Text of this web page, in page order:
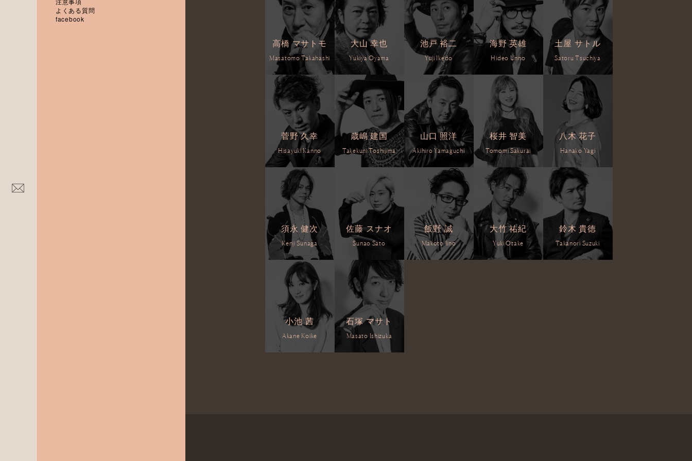
よくある質問
facebook
高橋 マサトモ
Masatomo Takahashi
大山 幸也
Yukiya Oyama
池戸 裕二
Yuji Ikedo
海野 英雄
Hideo Unno
土屋 サトル
Satoru Tsuchiya
菅野 久幸
Hisayuki Kanno
歳嶋 建国
Takekuni Toshijima
山口 照洋
Akihiro Yamaguchi
桜井 智美
Tomomi Sakurai
八木 花子
Hanako Yagi
須永 健次
Kenji Sunaga
佐藤 スナオ
Sunao Sato
飯野 誠
Makoto Iino
大竹 祐紀
Yuki Otake
鈴木 貴徳
Takanori Suzuki
小池 茜
Akane Koike
石塚 マサト
Masato Ishizuka